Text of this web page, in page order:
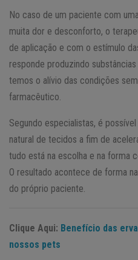
No caso de um paciente com
muita dor e desconforto, o
de aplicação e com o estímulo
responde produzindo
temos o alívio das condições
farmacêutico.
Segundo especialistas, é
natural de tecidos a fim de
tudo está na escolha e na forma
O resultado acontece de forma
do próprio paciente.
Clique Aqui: Benefício das
nossos pets